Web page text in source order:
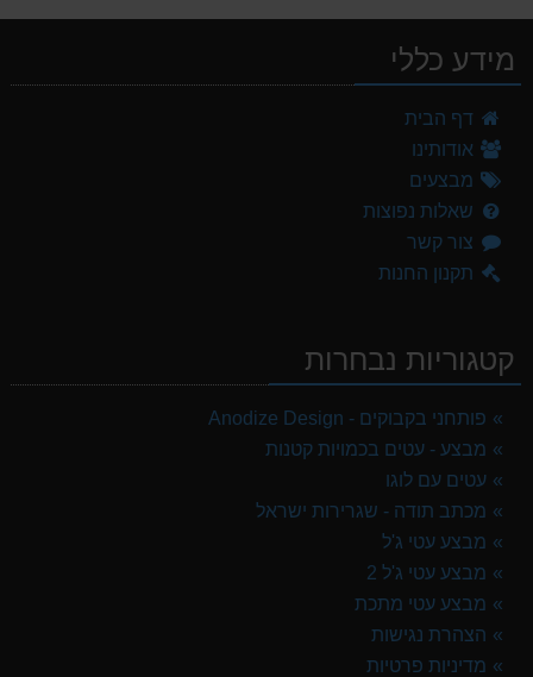
מידע כללי
דף הבית
אודותינו
מבצעים
שאלות נפוצות
צור קשר
תקנון החנות
קטגוריות נבחרות
פותחני בקבוקים - Anodize Design
מבצע - עטים בכמויות קטנות
עטים עם לוגו
מכתב תודה - שגרירות ישראל
מבצע עטי ג'ל
מבצע עטי ג'ל 2
מבצע עטי מתכת
הצהרת נגישות
מדיניות פרטיות